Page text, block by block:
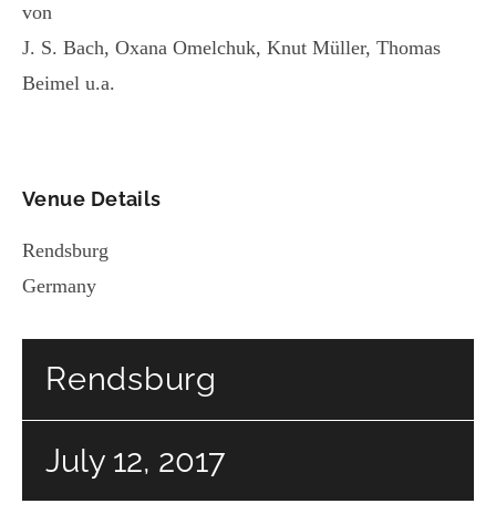
von
J. S. Bach, Oxana Omelchuk, Knut Müller, Thomas
Beimel u.a.
Venue Details
Rendsburg
Germany
Rendsburg
July 12, 2017